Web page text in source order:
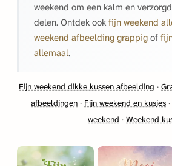
weekend om een kalm en
delen. Ontdek ook fijn weekend
weekend afbeelding grappig of
allemaal.
Fijn weekend dikke kussen afbeelding ·
afbeeldingen · Fijn weekend en kusjes ·
weekend · Weekend